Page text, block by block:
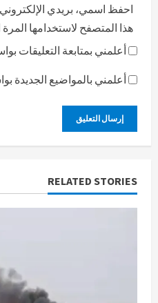
احفظ اسمي، بريدي
هذا المتصفح لاستخدامها
أعلمني بمتابعة التعليقات
أعلمني بالمواضيع الجديدة
RELATED STORIES